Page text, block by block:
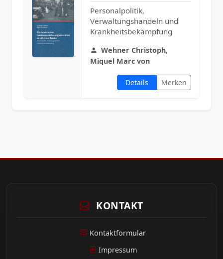
Personalpolitik,
Verwaltungshandeln und
Krankheitsbekämpfung
Wehner Christoph,
Miquel Marc von
Details Merken
KONTAKT
Kontaktformular
Impressum